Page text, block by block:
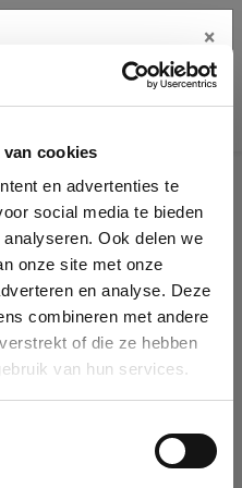
cookies
en advertenties te
social media te bieden
Ook delen we
onze site met onze
en analyse. Deze
combineren met andere
of die ze hebben
van hun services.
details
by name, VAT or
it will auto-complete the
in our database, you can create
×